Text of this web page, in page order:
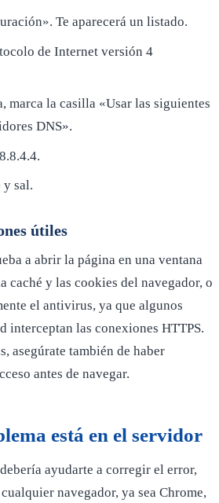
Te aparecerá un listado.
de Internet versión 4
marca la casilla «Usar las siguientes
DNS».
sal.
útiles
a abrir la página en una ventana
caché y las cookies del navegador, o
el antivirus, ya que algunos
interceptan las conexiones HTTPS.
asegúrate también de haber
antes de navegar.
está en el servidor
ayudarte a corregir el error,
navegador, ya sea Chrome,